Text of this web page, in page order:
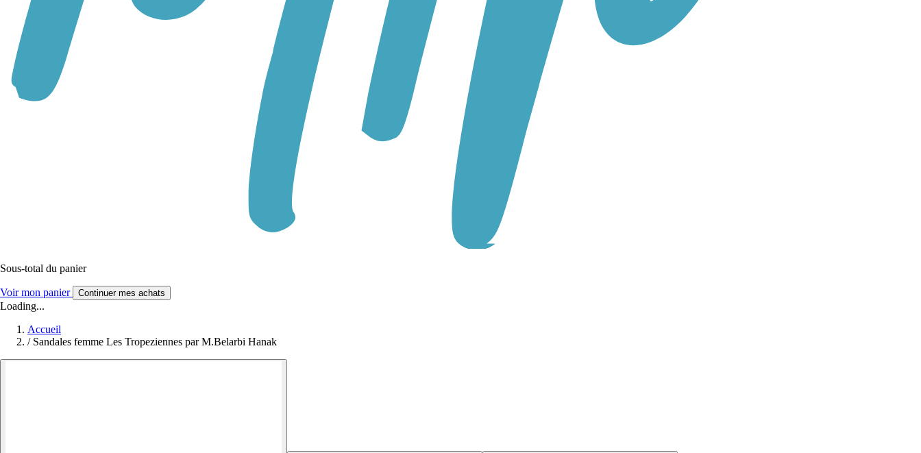
Sous-total du panier
Voir mon panier Continuer mes achats
Loading...
Accueil
/ Sandales femme Les Tropeziennes par M.Belarbi Hanak